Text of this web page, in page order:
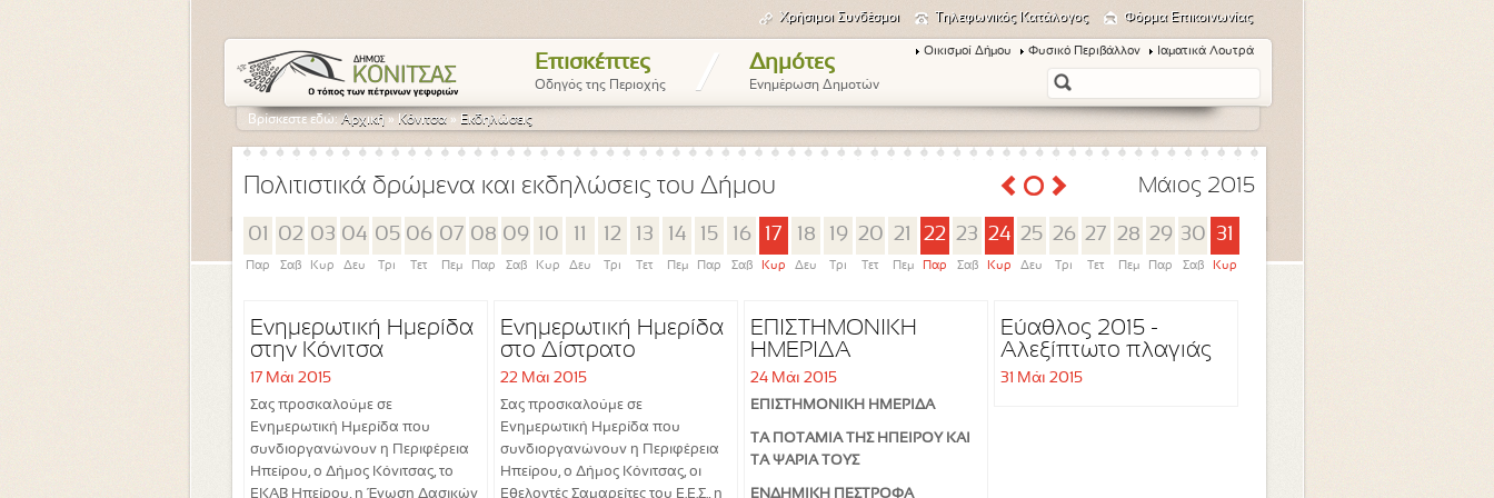
Χρήσιμοι Συνδέσμοι Τηλεφωνικός Κατάλογος Φόρμα Επικοινωνίας
Επισκέπτες
Οδηγός της Περιοχής / Δημότες
Ενημέρωση Δημοτών
Οικισμοί Δήμου Φυσικό Περιβάλλον Ιαματικά Λουτρά
Βρίσκεστε εδώ:Αρχική » Κόνιτσα » Εκδηλώσεις
Πολιτιστικά δρώμενα και εκδηλώσεις του Δήμου Μάιος 2015
01
Παρ
02
Σαβ
03
Κυρ
04
Δευ
05
Τρι
06
Τετ
07
Πεμ
08
Παρ
09
Σαβ
10
Κυρ Δευ
12
Τρι
13
Τετ
14
Πεμ
15
Παρ
16
Σαβ
17
Κυρ
18
Δευ
19
Τρι
20
Τετ
21
Πεμ
22
Παρ
23
Σαβ
24
Κυρ
25
Δευ
26
Τρι
27
Τετ
28
Πεμ
29
Παρ
30
Σαβ
31
Κυρ
Ενημερωτική Ημερίδα
στην Κόνιτσα
17 Μάι 2015
Σας προσκαλούμε σε
Ενημερωτική Ημερίδα που
συνδιοργανώνουν η Περιφέρεια
Ηπείρου, ο Δήμος Κόνιτσας, το
ΕΚΑΒ Ηπείρου, η Ένωση Δασικών
Ενημερωτική Ημερίδα
στο Δίστρατο
22 Μάι 2015
Σας προσκαλούμε σε
Ενημερωτική Ημερίδα που
συνδιοργανώνουν η Περιφέρεια
Ηπείρου, ο Δήμος Κόνιτσας, οι
Εθελοντές Σαμαρείτες του Ε.Ε.Σ., η
ΕΠΙΣΤΗΜΟΝΙΚΗ
ΗΜΕΡΙΔΑ
24 Μάι 2015
ΕΠΙΣΤΗΜΟΝΙΚΗ ΗΜΕΡΙΔΑ
ΤΑ ΠΟΤΑΜΙΑ ΤΗΣ ΗΠΕΙΡΟΥ ΚΑΙ
ΤΑ ΨΑΡΙΑ ΤΟΥΣ
ΕΝΔΗΜΙΚΗ ΠΕΣΤΡΟΦΑ
Εύαθλος 2015 -
Αλεξίπτωτο πλαγιάς
31 Μάι 2015